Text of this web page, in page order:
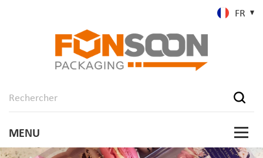
FR